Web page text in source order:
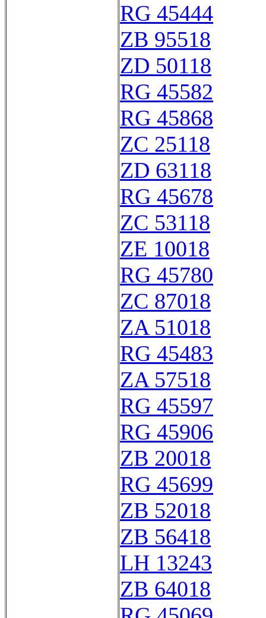
RG 45444
ZB 95518
ZD 50118
RG 45582
RG 45868
ZC 25118
ZD 63118
RG 45678
ZC 53118
ZE 10018
RG 45780
ZC 87018
ZA 51018
RG 45483
ZA 57518
RG 45597
RG 45906
ZB 20018
RG 45699
ZB 52018
ZB 56418
LH 13243
ZB 64018